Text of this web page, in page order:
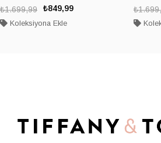
₺849,99
₺1.699,99
Koleksiyona Ekle